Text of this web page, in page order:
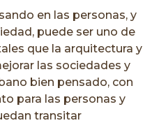
en las personas, y
puede ser uno de
que la arquitectura y
las sociedades y
bien pensado, con
para las personas y
transitar